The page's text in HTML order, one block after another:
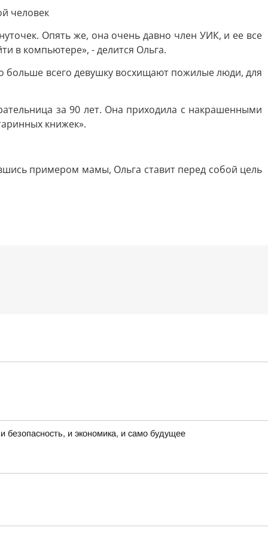
человек
Опять же, она очень давно член УИК, и ее все
в компьютере», - делится Ольга.
всего девушку восхищают пожилые люди, для
за 90 лет. Она приходила с накрашенными
книжек».
примером мамы, Ольга ставит перед собой цель
безопасность, и экономика, и само будущее